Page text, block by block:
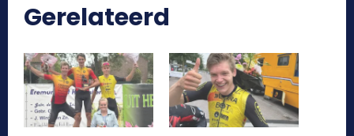
Gerelateerd